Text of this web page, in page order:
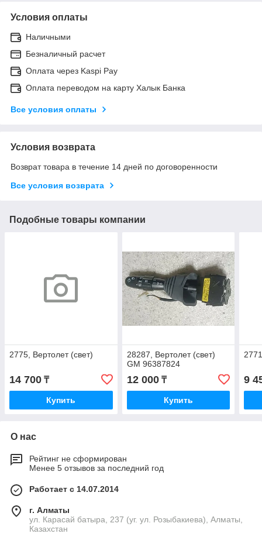
Условия оплаты
Наличными
Безналичный расчет
Оплата через Kaspi Pay
Оплата переводом на карту Халык Банка
Все условия оплаты
Условия возврата
Возврат товара в течение 14 дней по договоренности
Все условия возврата
Подобные товары компании
2775, Вертолет (свет)
14 700 ₸
Купить
28287, Вертолет (свет)
GM 96387824
12 000₸
Купить
9
О нас
Рейтинг не сформирован
Менее 5 отзывов за последний год
Работает с 14.07.2014
г. Алматы
ул. Карасай батыра, 237 (уг. ул. Розыбакиева), Алматы,
Казахстан